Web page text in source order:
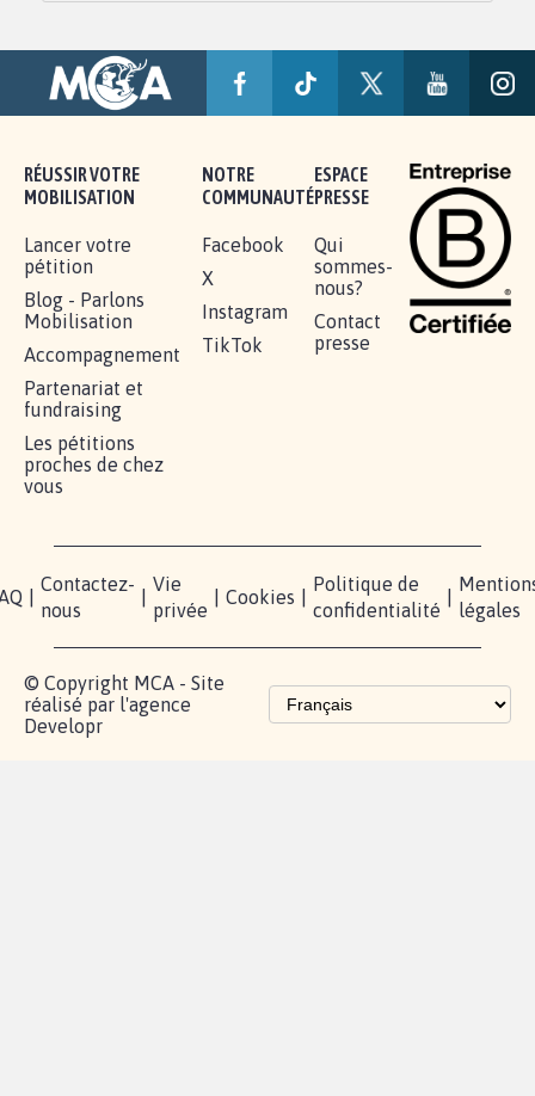
RÉUSSIR VOTRE
MOBILISATION
Lancer votre
pétition
Blog - Parlons
Mobilisation
Accompagnement
Partenariat et
fundraising
Les pétitions
proches de chez
vous
NOTRE
COMMUNAUTÉ
Facebook
X
Instagram
TikTok
ESPACE
PRESSE
Qui
sommes-
nous?
Contact
presse
Contactez-
nous
Vie
privée
Cookies
Politique de
confidentialité
légales
© Copyright MCA - Site
réalisé par l'agence
Developr